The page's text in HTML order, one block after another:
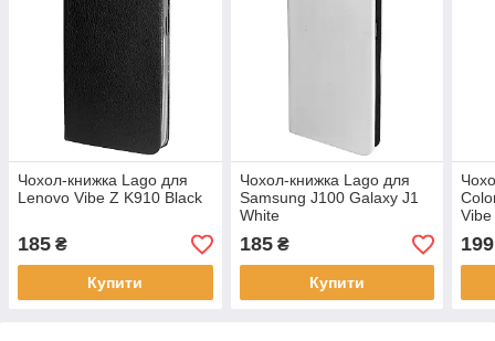
Чохол-книжка Lago для
Lenovo Vibe Z K910 Black
185 ₴
Купити
Чохол-книжка Lago для
Samsung J100 Galaxy J1
White
185₴
Купити
199